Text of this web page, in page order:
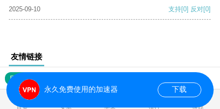
2025-09-10 支持[0] 反对[0]
友情链接
网站地图
首页 安卓 苹果 排行 推荐
永久免费使用的加速器 下载
0.018400s